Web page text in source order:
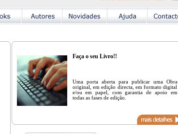
Faça o seu Livro!!
Uma porta aberta para publicar uma Obra
original, em edição directa, em formato digital
e/ou em papel, com garantia de apoio em
todas as fases de edição.